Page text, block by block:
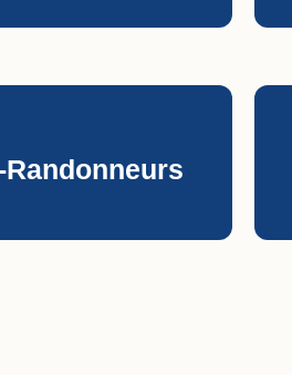
Randonneurs